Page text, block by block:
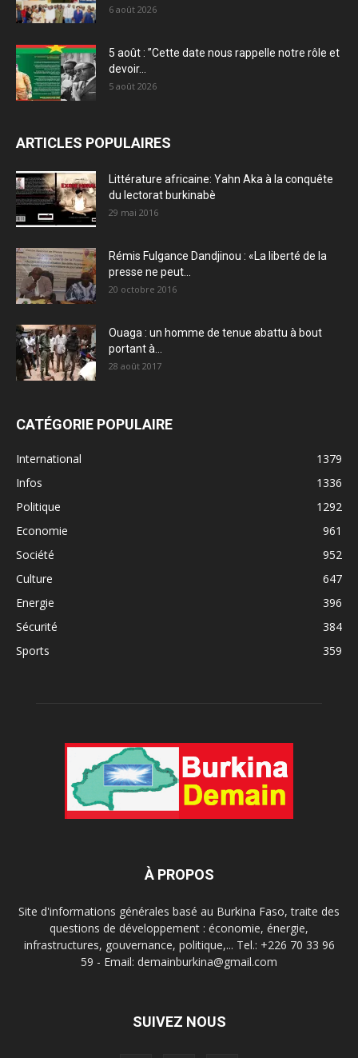
6 août 2026
5 août : ”Cette date nous rappelle notre rôle et
devoir...
5 août 2026
ARTICLES POPULAIRES
Littérature africaine: Yahn Aka à la conquête
du lectorat burkinabè
29 mai 2016
Rémis Fulgance Dandjinou : «La liberté de la
presse ne peut...
20 octobre 2016
Ouaga : un homme de tenue abattu à bout
portant à...
28 août 2017
CATÉGORIE POPULAIRE
International
1379
Infos
1336
Politique
1292
Economie
961
Société
952
Culture
647
Energie
396
Sécurité
384
Sports
359
À PROPOS
Site d'informations générales basé au Burkina Faso, traite des
questions de développement : économie, énergie,
infrastructures, gouvernance, politique,... Tel.: +226 70 33 96
59 - Email: demainburkina@gmail.com
SUIVEZ NOUS